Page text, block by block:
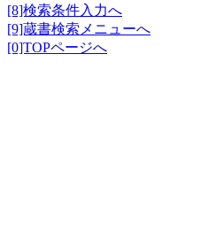
[8]検索条件入力へ
[9]蔵書検索メニューへ
[0]TOPページへ